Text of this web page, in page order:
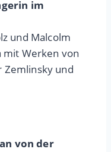
im
und Malcolm
mit Werken von
Zemlinsky und
von der